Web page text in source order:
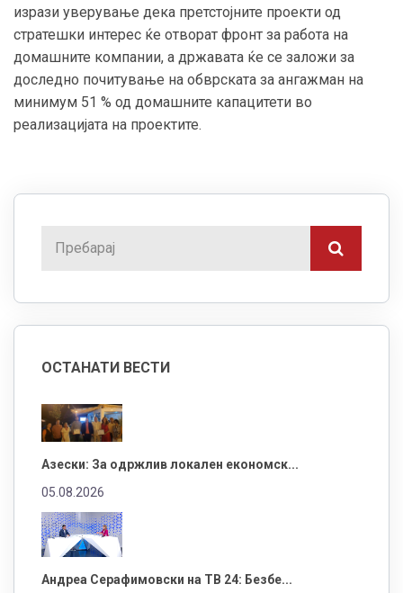
изрази уверување дека претстојните проекти од
стратешки интерес ќе отворат фронт за работа на
домашните компании, а државата ќе се заложи за
доследно почитување на обврската за ангажман на
минимум 51 % од домашните капацитети во
реализацијата на проектите.
ОСТАНАТИ ВЕСТИ
Азески: За одржлив локален економск...
05.08.2026
Андреа Серафимовски на ТВ 24: Безбе...